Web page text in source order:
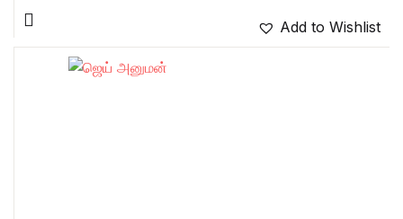
Add to Wishlist